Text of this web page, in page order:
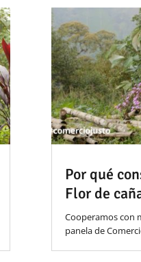
Por qué
Flor de
Cooperamos con
panela de